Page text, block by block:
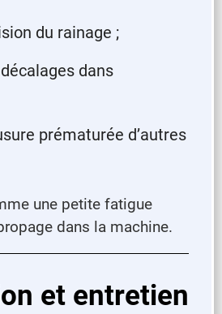
du rainage ;
dans
prématurée d’autres
une petite fatigue
dans la machine.
et entretien